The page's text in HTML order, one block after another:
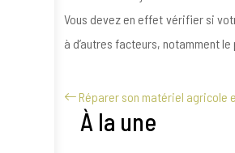
Vous devez en effet vérifier si
à d’autres facteurs, notamment
Réparer son matériel agricole
À la une